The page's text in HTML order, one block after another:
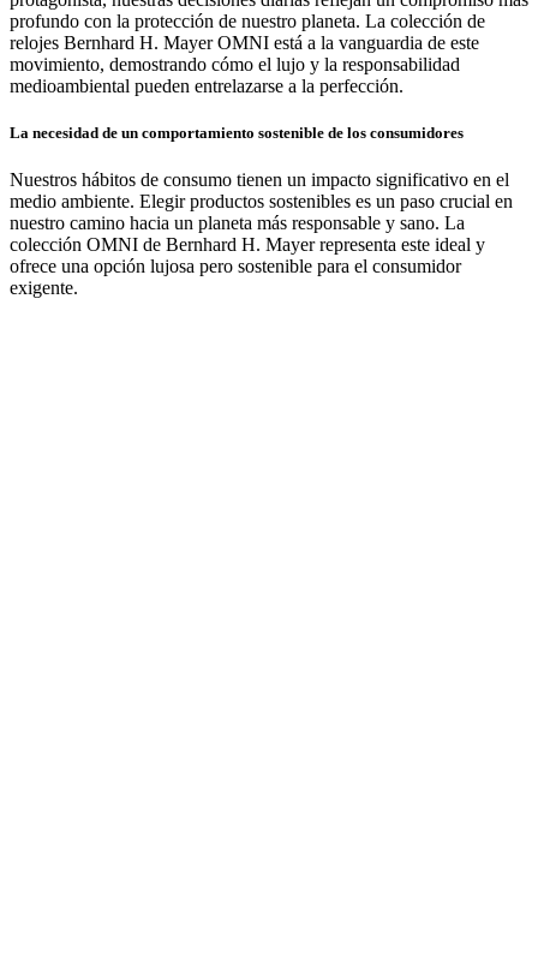
profundo con la protección de nuestro planeta. La colección de
relojes Bernhard H. Mayer OMNI está a la vanguardia de este
movimiento, demostrando cómo el lujo y la responsabilidad
medioambiental pueden entrelazarse a la perfección.
La necesidad de un comportamiento sostenible de los consumidores
Nuestros hábitos de consumo tienen un impacto significativo en el
medio ambiente. Elegir productos sostenibles es un paso crucial en
nuestro camino hacia un planeta más responsable y sano. La
colección OMNI de Bernhard H. Mayer representa este ideal y
ofrece una opción lujosa pero sostenible para el consumidor
exigente.